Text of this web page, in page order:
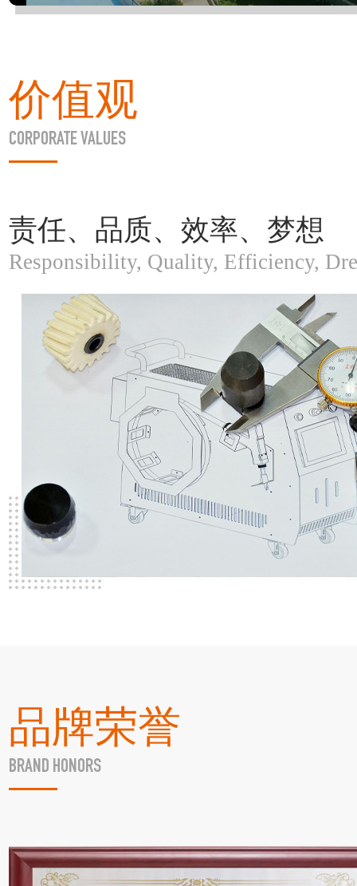
价值观
CORPORATE VALUES
责任、品质、效率、梦想
Responsibility, Quality, Efficiency,
品牌荣誉
BRAND HONORS